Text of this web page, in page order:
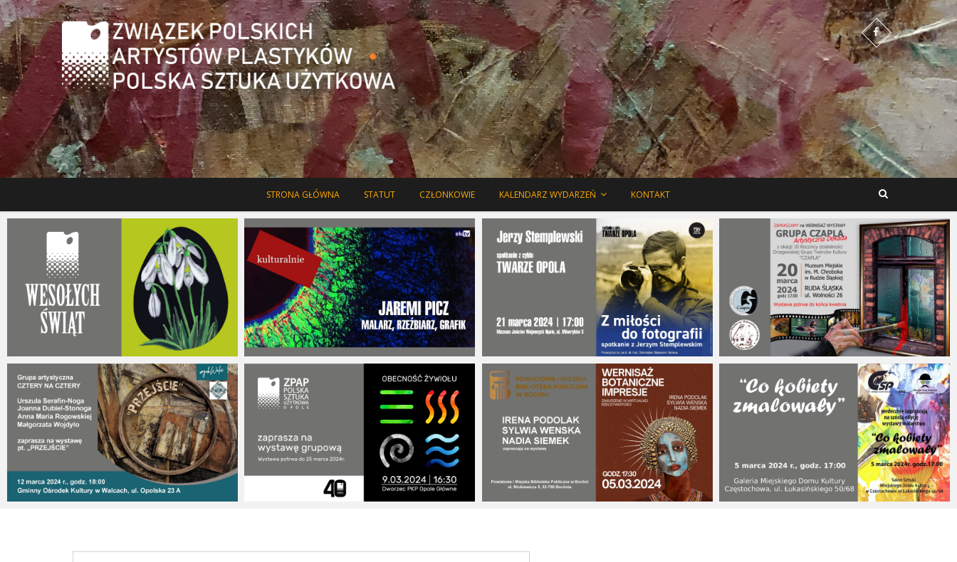
Związek Polskich Artystów Plastyków – Polska Sztuka
Użytkowa
Oficjalna strona ZPAP-PSU, na której znajdą Państwo informacje o aktualnych wydarzeniach oraz o działalności Związku.
STRONA GŁÓWNA STATUT CZŁONKOWIE KALENDARZ WYDARZEŃ KONTAKT
27 marca 2024 19 marca 2024